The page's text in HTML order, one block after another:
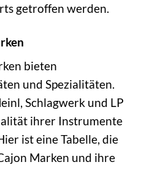
getroffen werden.
bieten
und Spezialitäten.
Schlagwerk und LP
ihrer Instrumente
ist eine Tabelle, die
Marken und ihre